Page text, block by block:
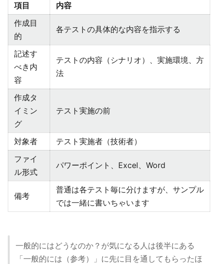
項目
内容
作成目
的
各テストの具体的な内容を指示する
記述す
べき内
容
テストの内容（シナリオ）、実施環境、方
法
作成タ
イミン
グ
テスト実施の前
対象者
テスト実施者（技術者）
ファイ
ル形式
パワーポイント、Excel、Word
備考
普通は各テスト毎に分けますが、サンプル
では一緒に書いちゃいます
一般的にはどうなのか？が気になる人は後半にある
「一般的には（参考）」に先に目を通してもらったほ